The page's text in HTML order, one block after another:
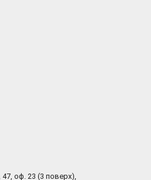
оф. 23 (3 поверх),